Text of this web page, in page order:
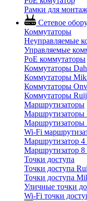
Рамки для
Сетевое
Коммутаторы
Неуправляемые
Управляемые
PoE коммутаторы
Коммутаторы
Коммутаторы
Коммутаторы Onv
Коммутаторы
Маршрутизаторы
Маршрутизаторы
Маршрутизаторы
Wi-Fi
Маршрутизатор 4
Маршрутизатор 8
Точки доступа
Точки доступа
Точки доступа
Уличные точки
Wi-Fi точки